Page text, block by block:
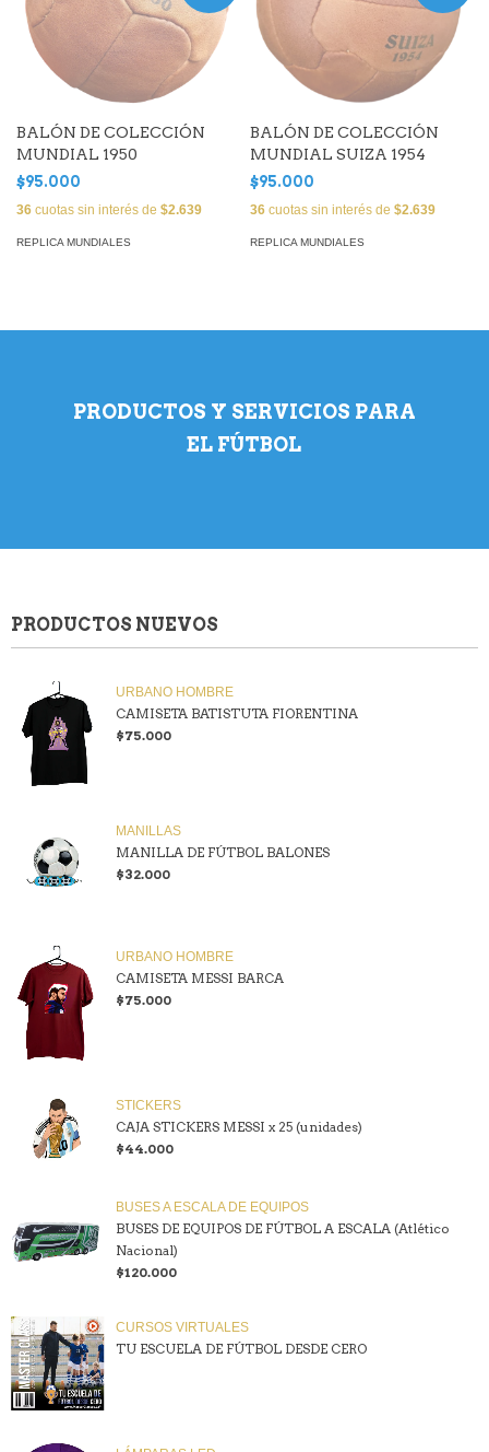
BALÓN DE COLECCIÓN
MUNDIAL 1950
$95.000
36 cuotas sin interés de $2.639
REPLICA MUNDIALES
BALÓN DE COLECCIÓN
MUNDIAL SUIZA 1954
$95.000
36 cuotas sin interés de $2.639
REPLICA MUNDIALES
PRODUCTOS Y SERVICIOS PARA
EL FÚTBOL
PRODUCTOS NUEVOS
URBANO HOMBRE
CAMISETA BATISTUTA FIORENTINA
$75.000
MANILLAS
MANILLA DE FÚTBOL BALONES
$32.000
URBANO HOMBRE
CAMISETA MESSI BARCA
$75.000
STICKERS
CAJA STICKERS MESSI x 25 (unidades)
$44.000
BUSES A ESCALA DE EQUIPOS
BUSES DE EQUIPOS DE FÚTBOL A ESCALA (Atlético
Nacional)
$120.000
CURSOS VIRTUALES
TU ESCUELA DE FÚTBOL DESDE CERO